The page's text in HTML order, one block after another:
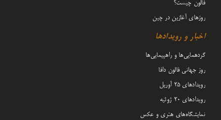
فالون چیست؟
روزهای آغازین در چین
اخبار و رویدادها
گردهمایی‌ها و راهپیمایی‌ها
روز جهانی فالون دافا
رویدادهای ۲۵ آوریل
رویدادهای ۲۰ ژوئیه
نمایشگاه‌های هنری و عکس